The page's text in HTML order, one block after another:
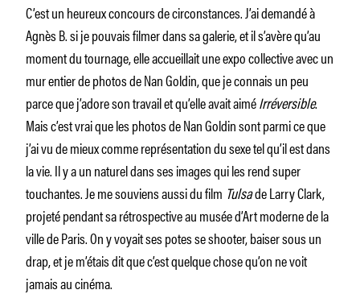
C’est un heureux concours de circonstances. J’ai demandé à
Agnès B. si je pouvais filmer dans sa galerie, et il s’avère qu’au
moment du tournage, elle accueillait une expo collective avec un
mur entier de photos de Nan Goldin, que je connais un peu
parce que j’adore son travail et qu’elle avait aiméIrréversible.
Mais c’est vrai que les photos de Nan Goldin sont parmi ce que
j’ai vu de mieux comme représentation du sexe tel qu’il est dans
la vie. Il y a un naturel dans ses images qui les rend super
touchantes. Je me souviens aussi du film Tulsade Larry Clark,
projeté pendant sa rétrospective au musée d’Art moderne de la
ville de Paris. On y voyait ses potes se shooter, baiser sous un
drap, et je m’étais dit que c’est quelque chose qu’on ne voit
jamais au cinéma.